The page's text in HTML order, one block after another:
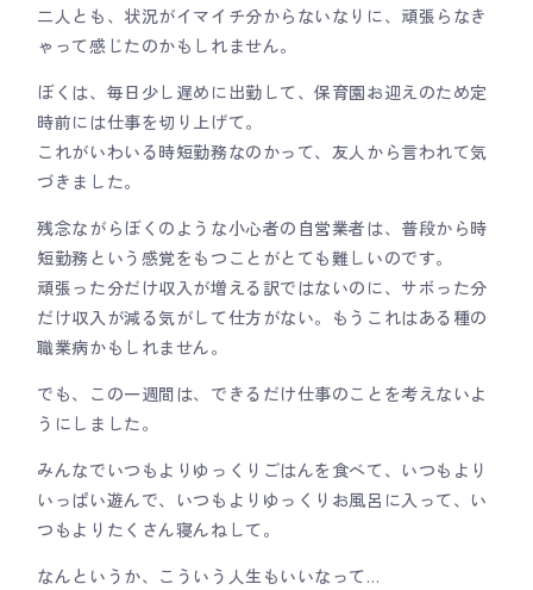
二人とも、状況がイマイチ分からないなりに、頑張らなき
ゃって感じたのかもしれません。
ぼくは、毎日少し遅めに出勤して、保育園お迎えのため定
時前には仕事を切り上げて。
これがいわいる時短勤務なのかって、友人から言われて気
づきました。
残念ながらぼくのような小心者の自営業者は、普段から時
短勤務という感覚をもつことがとても難しいのです。
頑張った分だけ収入が増える訳ではないのに、サボった分
だけ収入が減る気がして仕方がない。もうこれはある種の
職業病かもしれません。
でも、この一週間は、できるだけ仕事のことを考えないよ
うにしました。
みんなでいつもよりゆっくりごはんを食べて、いつもより
いっぱい遊んで、いつもよりゆっくりお風呂に入って、い
つもよりたくさん寝んねして。
なんというか、こういう人生もいいなって…